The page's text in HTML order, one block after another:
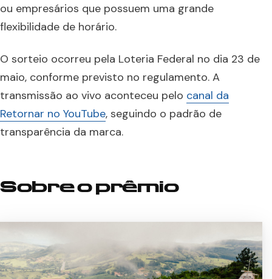
ou empresários que possuem uma grande
flexibilidade de horário.
O sorteio ocorreu pela Loteria Federal no dia 23 de
maio, conforme previsto no regulamento. A
transmissão ao vivo aconteceu pelo canal da
Retornar no YouTube, seguindo o padrão de
transparência da marca.
Sobre o prêmio